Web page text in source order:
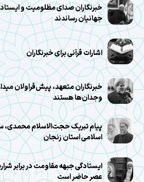
خبرنگاران صدای مظلومیت و
جهانیان رساندند
اشارات قرآنی برای خبرنگاران
خبرنگاران متعهد، پیش‌قراولان
وجدان‌ها هستند
پیام تبریک حجت‌الاسلام محمدی،
اسلامی استان زنجان
ایستادگی جبهه مقاومت در برابر
عصر حاضر است